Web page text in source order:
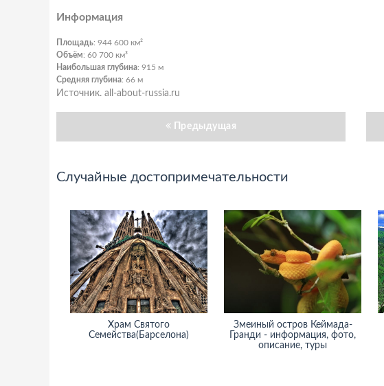
Информация
Площадь: 944 600 км²
Объём: 60 700 км³
Наибольшая глубина: 915 м
Средняя глубина: 66 м
Источник. all-about-russia.ru
Предыдущая
Случайные достопримечательности
Храм Святого
Семейства(Барселона)
Змеиный остров Кеймада-
Гранди - информация, фото,
описание, туры